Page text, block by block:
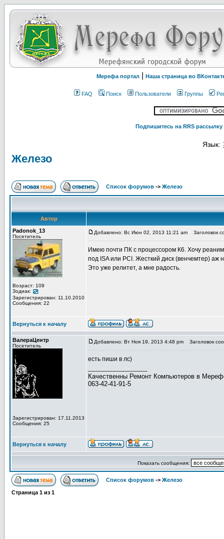
Мерефа портал Наша страница во
FAQ Поиск Пользователи Группы
Подпишитесь на RRS
Язык:
Железо
Список форумов -> Железо
Автор
Padonok_13
Посетитель
Возраст: 109
Зодиак:
Зарегистрирован: 11.10.2010
Сообщения: 22
Добавлено: Вс Июн 02, 2013 11:21 am Заголовок
Имею почти ПК с процессором К6. Хочу
под ISA или PCI. Жесткий диск (венчемтер) аж
Это уже релитет, а мне радость.
Вернуться к началу
ВалераЦентр
Посетитель
Зарегистрирован: 17.11.2013
Сообщения: 25
Добавлено: Вт Ноя 19, 2013 4:48 pm Заголовок
есть пиши в лс)
Качественны Ремонт Компьютеров в
063-42-41-91-5
Вернуться к началу
Показать сообщения:
Список форумов -> Железо
Страница 1 из 1